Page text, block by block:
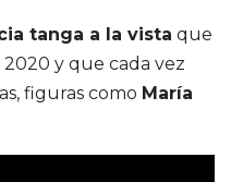
tanga a la vista que
y que cada vez
figuras como María